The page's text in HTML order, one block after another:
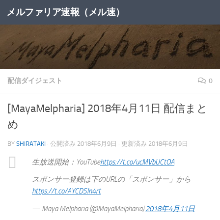
コンテンツへスキップ
メルファリア速報（メル速）
配信ダイジェスト 0
[MayaMelpharia] 2018年4月11日 配信まと
め
BY SHIRATAKI · 公開済み 2018年6月9日 · 更新済み 2018年6月9日
生放送開始：YouTubehttps://t.co/ucMVbUCtOA
スポンサー登録は下のURLの「スポンサー」から
https://t.co/AYCDSln4rt
— Maya Melpharia (@MayaMelpharia)2018年4月11日